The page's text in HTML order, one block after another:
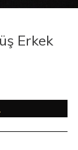
Erkek